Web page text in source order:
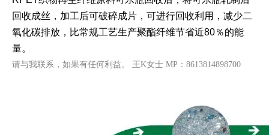
回收成丝，加工后可破碎成片，可进行回收利用，减少二
氧化碳排放，比常规工艺生产聚酯纤维节省近80％的能
量。
请与我联系，如果有任何利益。 王K女士 MP：8613814898700